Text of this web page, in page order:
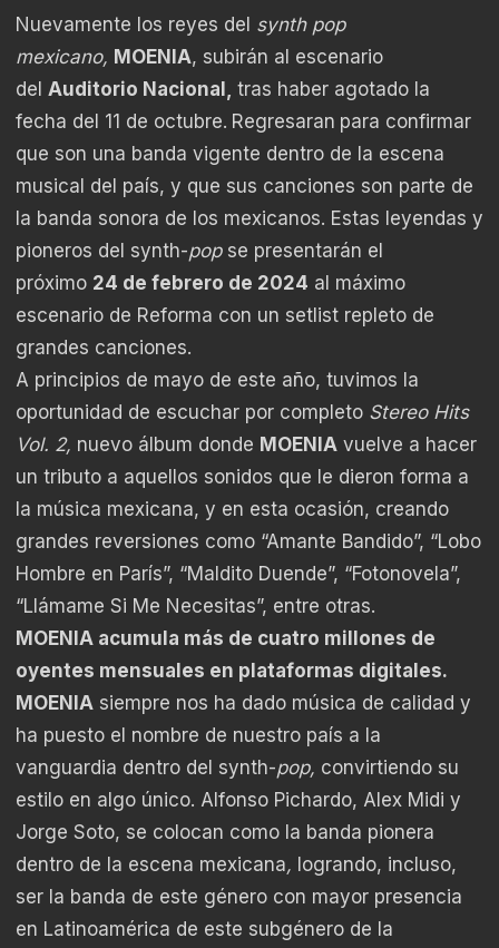
Nuevamente los reyes del synth pop
mexicano, MOENIA, subirán al escenario
del Auditorio Nacional, tras haber agotado la
fecha del 11 de octubre. Regresaran para confirmar
que son una banda vigente dentro de la escena
musical del país, y que sus canciones son parte de
la banda sonora de los mexicanos. Estas leyendas y
pioneros del synth-popse presentarán el
próximo 24 de febrero de 2024 al máximo
escenario de Reforma con un setlist repleto de
grandes canciones.
A principios de mayo de este año, tuvimos la
oportunidad de escuchar por completo Stereo Hits
Vol. 2, nuevo álbum donde MOENIA vuelve a hacer
un tributo a aquellos sonidos que le dieron forma a
la música mexicana, y en esta ocasión, creando
grandes reversiones como “Amante Bandido”, “Lobo
Hombre en París”, “Maldito Duende”, “Fotonovela”,
“Llámame Si Me Necesitas”, entre otras.
MOENIA acumula más de cuatro millones de
oyentes mensuales en plataformas digitales.
MOENIA siempre nos ha dado música de calidad y
ha puesto el nombre de nuestro país a la
vanguardia dentro del synth-pop, convirtiendo su
estilo en algo único. Alfonso Pichardo, Alex Midi y
Jorge Soto, se colocan como la banda pionera
dentro de la escena mexicana, logrando, incluso,
ser la banda de este género con mayor presencia
en Latinoamérica de este subgénero de la